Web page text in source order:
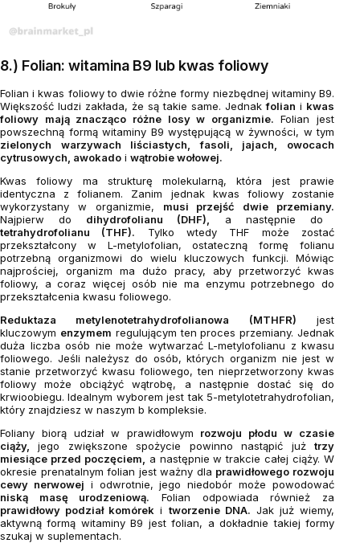
8.) Folian: witamina B9 lub kwas foliowy
Folian i kwas foliowy to dwie różne formy niezbędnej witaminy B9.
Większość ludzi zakłada, że ​​są takie same. Jednakfolian i kwas
foliowy mają znacząco różne losy w organizmie. Folian jest
powszechną formą witaminy B9 występującą w żywności, w tym
zielonych warzywach liściastych, fasoli, jajach, owocach
cytrusowych, awokado i wątrobie wołowej.
Kwas foliowy ma strukturę molekularną, która jest prawie
identyczna z folianem. Zanim jednak kwas foliowy zostanie
wykorzystany w organizmie, musi przejść dwie przemiany.
Najpierw do dihydrofolianu (DHF), a następnie do
tetrahydrofolianu (THF). Tylko wtedy THF może zostać
przekształcony w L-metylofolian, ostateczną formę folianu
potrzebną organizmowi do wielu kluczowych funkcji. Mówiąc
najprościej, organizm ma dużo pracy, aby przetworzyć kwas
foliowy, a coraz więcej osób nie ma enzymu potrzebnego do
przekształcenia kwasu foliowego.
Reduktaza metylenotetrahydrofolianowa (MTHFR) jest
kluczowym enzymem regulującym ten proces przemiany. Jednak
duża liczba osób nie może wytwarzać L-metylofolianu z kwasu
foliowego. Jeśli należysz do osób, których organizm nie jest w
stanie przetworzyć kwasu foliowego, ten nieprzetworzony kwas
foliowy może obciążyć wątrobę, a następnie dostać się do
krwioobiegu. Idealnym wyborem jest tak 5-metylotetrahydrofolian,
który znajdziesz w naszym b kompleksie.
Foliany biorą udział w prawidłowym rozwoju płodu w czasie
ciąży,
jego zwiększone spożycie powinno nastąpić już trzy
miesiące przed poczęciem,
a następnie w trakcie całej ciąży. W
okresie prenatalnym folian jest ważny dla prawidłowego rozwoju
cewy nerwowej i odwrotnie, jego niedobór może powodować
niską masę urodzeniową. Folian odpowiada również za
prawidłowy podział komórek i tworzenie DNA. Jak już wiemy,
aktywną formą witaminy B9 jest folian, a dokładnie takiej formy
szukaj w suplementach.